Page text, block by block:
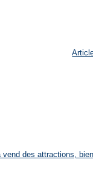
vend des attractions,